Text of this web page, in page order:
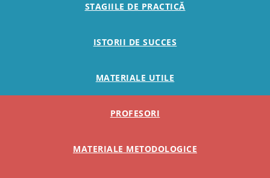
STAGIILE DE PRACTICĂ
ISTORII DE SUCCES
MATERIALE UTILE
PROFESORI
MATERIALE METODOLOGICE